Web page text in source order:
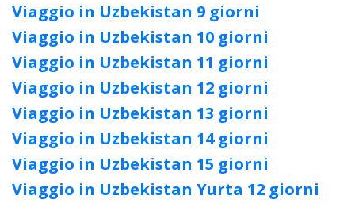
Viaggio in Uzbekistan 9 giorni
Viaggio in Uzbekistan 10 giorni
Viaggio in Uzbekistan 11 giorni
Viaggio in Uzbekistan 12 giorni
Viaggio in Uzbekistan 13 giorni
Viaggio in Uzbekistan 14 giorni
Viaggio in Uzbekistan 15 giorni
Viaggio in Uzbekistan Yurta 12 giorni